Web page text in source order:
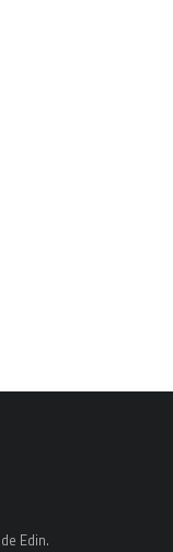
Edin.